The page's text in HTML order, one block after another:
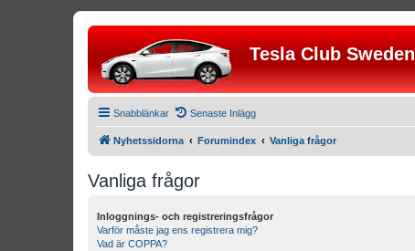
Tesla Club Sweden
Snabblänkar Senaste Inlägg
Nyhetssidorna Forumindex Vanliga frågor
Vanliga frågor
Inloggnings- och registreringsfrågor
Varför måste jag ens registrera mig?
Vad är COPPA?